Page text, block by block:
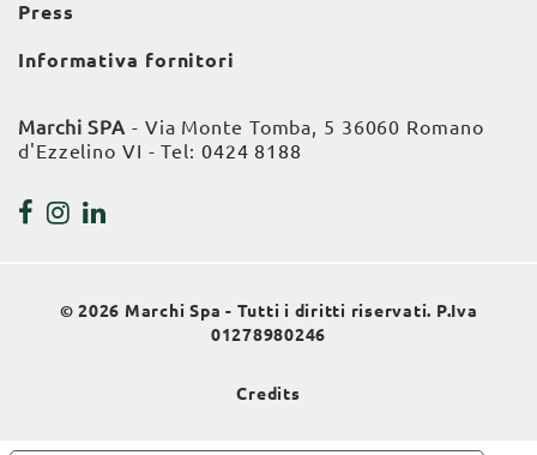
Press
Informativa fornitori
Marchi SPA - Via Monte Tomba, 5 36060 Romano
d'Ezzelino VI - Tel: 0424 8188
© 2026 Marchi Spa - Tutti i diritti riservati. P.Iva
01278980246
Credits